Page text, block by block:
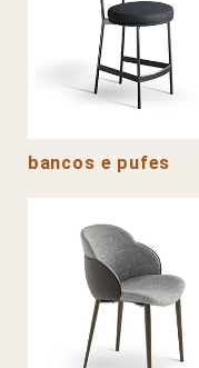
bancos e pufes